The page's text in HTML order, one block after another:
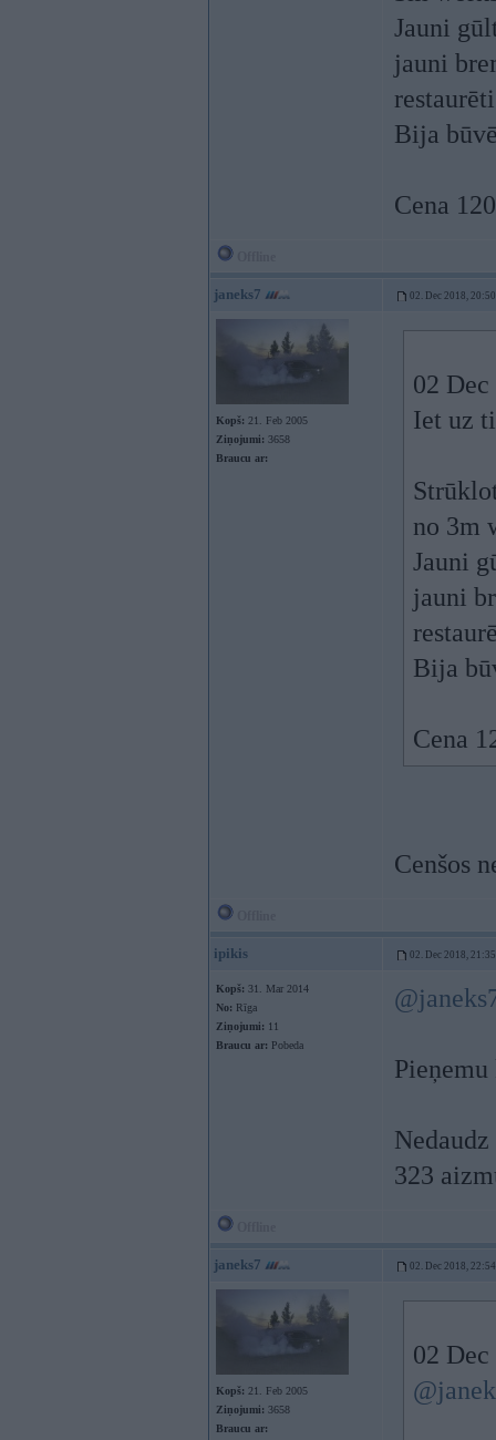
Jauni
jauni
Bija
Cena
janeks7 02. Dec 2018, 20:50
Kopš: 21. Feb 2005
Ziņojumi: 3658
Braucu ar:
02
Iet uz
no 3m
Jauni
jauni
Bija
Cena
Cenšos
ipikis 02. Dec 2018, 21:35
Kopš: 31. Mar 2014
No: Rīga
Ziņojumi: 11
Braucu ar: Pobeda
Pieņemu
323
janeks7 02. Dec 2018, 22:54
Kopš: 21. Feb 2005
Ziņojumi: 3658
Braucu ar:
02